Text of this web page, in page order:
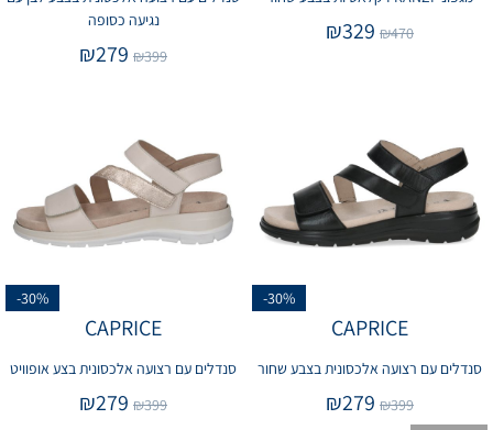
₪470
₪329
נגיעה כסופה
₪399
₪279
-30%
CAPRICE
סנדלים עם רצועה אלכסונית בצבע שחור
₪399
₪279
-30%
CAPRICE
סנדלים עם רצועה אלכסונית בצע אופוויט
₪399
₪279